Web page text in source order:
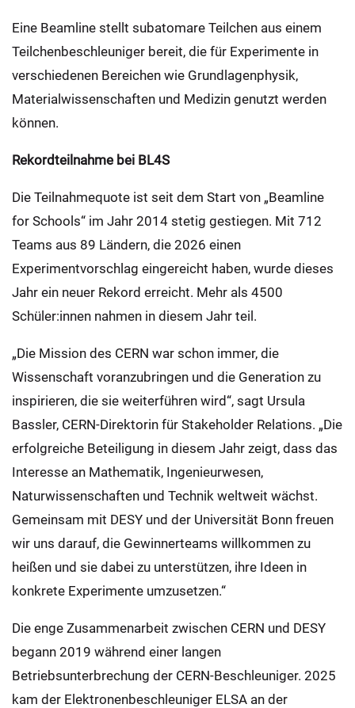
Eine Beamline stellt subatomare Teilchen aus einem
Teilchenbeschleuniger bereit, die für Experimente in
verschiedenen Bereichen wie Grundlagenphysik,
Materialwissenschaften und Medizin genutzt werden
können.
Rekordteilnahme bei BL4S
Die Teilnahmequote ist seit dem Start von „Beamline
for Schools“ im Jahr 2014 stetig gestiegen. Mit 712
Teams aus 89 Ländern, die 2026 einen
Experimentvorschlag eingereicht haben, wurde dieses
Jahr ein neuer Rekord erreicht. Mehr als 4500
Schüler:innen nahmen in diesem Jahr teil.
„Die Mission des CERN war schon immer, die
Wissenschaft voranzubringen und die Generation zu
inspirieren, die sie weiterführen wird“, sagt Ursula
Bassler, CERN-Direktorin für Stakeholder Relations. „Die
erfolgreiche Beteiligung in diesem Jahr zeigt, dass das
Interesse an Mathematik, Ingenieurwesen,
Naturwissenschaften und Technik weltweit wächst.
Gemeinsam mit DESY und der Universität Bonn freuen
wir uns darauf, die Gewinnerteams willkommen zu
heißen und sie dabei zu unterstützen, ihre Ideen in
konkrete Experimente umzusetzen.“
Die enge Zusammenarbeit zwischen CERN und DESY
begann 2019 während einer langen
Betriebsunterbrechung der CERN-Beschleuniger. 2025
kam der Elektronenbeschleuniger ELSA an der